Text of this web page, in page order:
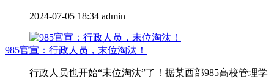
2024-07-05 18:34 admin
985官宣：行政人员，末位淘汰！
行政人员也开始“末位淘汰”了！据某西部985高校管理学